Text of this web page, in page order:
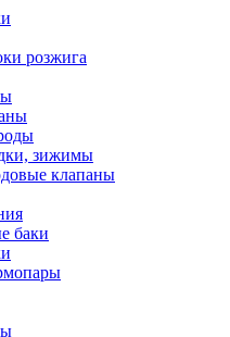
розжига
зижимы
клапаны
баки